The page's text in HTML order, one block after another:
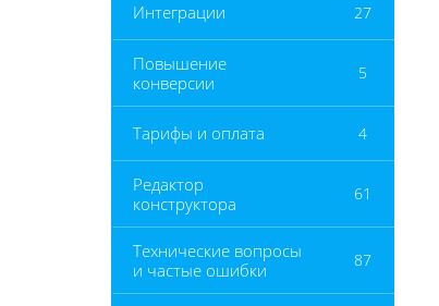
Интеграции 27
Повышение
конверсии
5
Тарифы и оплата 4
Редактор
конструктора
61
Технические вопросы
и частые ошибки
87